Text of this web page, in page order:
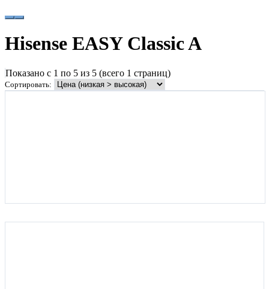
Hisense EASY Classic A
Показано с 1 по 5 из 5 (всего 1 страниц)
Сортировать: